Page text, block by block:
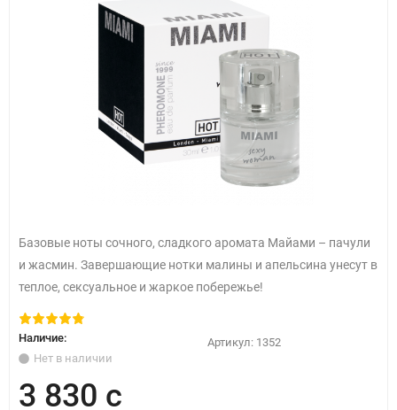
Базовые ноты сочного, сладкого аромата Майами – пачули
и жасмин. Завершающие нотки малины и апельсина унесут в
теплое, сексуальное и жаркое побережье!
Наличие:
Нет в наличии
Артикул: 1352
3 830 с